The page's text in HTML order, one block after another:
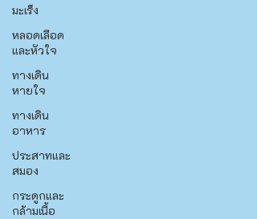
มะเร็ง
หลอดเลือด
และหัวใจ
ทางเดิน
หายใจ
ทางเดิน
อาหาร
ประสาทและ
สมอง
กระดูกและ
กล้ามเนื้อ